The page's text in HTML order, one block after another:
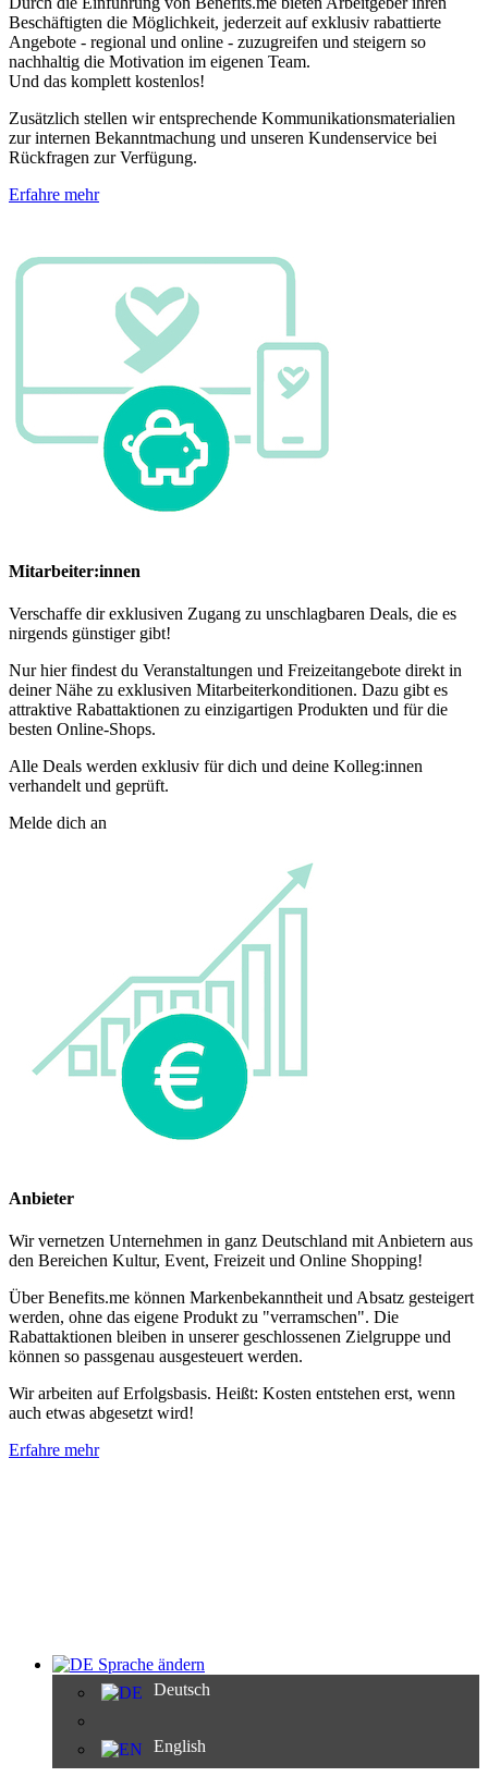
Beschäftigten die Möglichkeit, jederzeit auf exklusiv rabattierte
Angebote - regional und online - zuzugreifen und steigern so
nachhaltig die Motivation im eigenen Team.
Und das komplett kostenlos!
Zusätzlich stellen wir entsprechende Kommunikationsmaterialien
zur internen Bekanntmachung und unseren Kundenservice bei
Rückfragen zur Verfügung.
Erfahre mehr
Mitarbeiter:innen
Verschaffe dir exklusiven Zugang zu unschlagbaren Deals, die es
nirgends günstiger gibt!
Nur hier findest du Veranstaltungen und Freizeitangebote direkt in
deiner Nähe zu exklusiven Mitarbeiterkonditionen. Dazu gibt es
attraktive Rabattaktionen zu einzigartigen Produkten und für die
besten Online-Shops.
Alle Deals werden exklusiv für dich und deine Kolleg:innen
verhandelt und geprüft.
Melde dich an
Anbieter
Wir vernetzen Unternehmen in ganz Deutschland mit Anbietern aus
den Bereichen Kultur, Event, Freizeit und Online Shopping!
Über Benefits.me können Markenbekanntheit und Absatz gesteigert
werden, ohne das eigene Produkt zu "verramschen". Die
Rabattaktionen bleiben in unserer geschlossenen Zielgruppe und
können so passgenau ausgesteuert werden.
Wir arbeiten auf Erfolgsbasis. Heißt: Kosten entstehen erst, wenn
auch etwas abgesetzt wird!
Erfahre mehr
Sprache ändern
Deutsch
English